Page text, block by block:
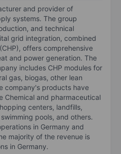
and provider of
systems. The group
and technical
grid integration, combined
offers comprehensive
and power generation. The
includes CHP modules for
gas, biogas, other lean
company's products have
Chemical and pharmaceutical
centers, landfills,
pools, and others.
in Germany and
majority of the revenue is
in Germany.